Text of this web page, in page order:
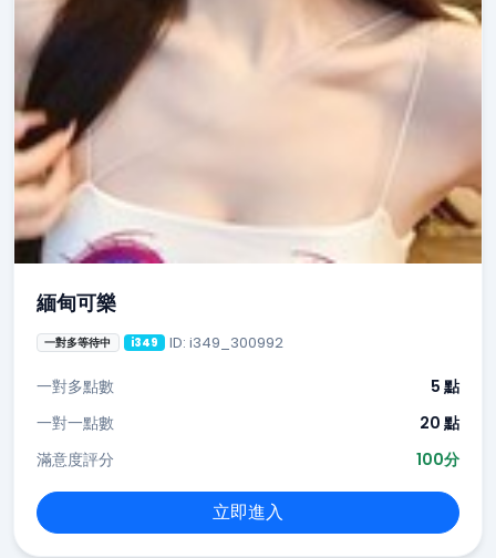
緬甸可樂
一對多等待中 i349 ID: i349_300992
一對多點數
5 點
一對一點數
20 點
滿意度評分
100分
立即進入